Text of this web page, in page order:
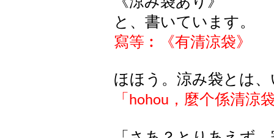
と、書いています。
寫等︰《有清涼袋》
ほほう。涼み袋とは
「 hohou ，麼个係清涼